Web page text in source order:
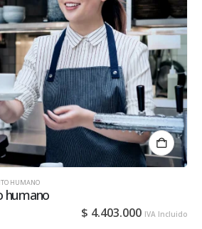
HUMANO
humano
$ 4.403.000 IVA Incluido